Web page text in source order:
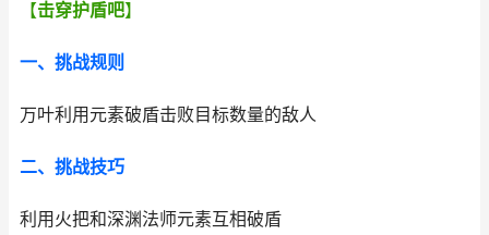
【击穿护盾吧】
一、挑战规则
万叶利用元素破盾击败目标数量的敌人
二、挑战技巧
利用火把和深渊法师元素互相破盾